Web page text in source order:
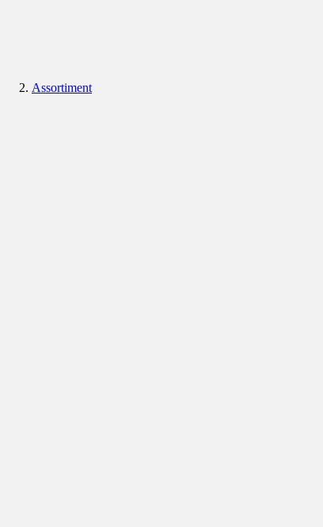
Assortiment